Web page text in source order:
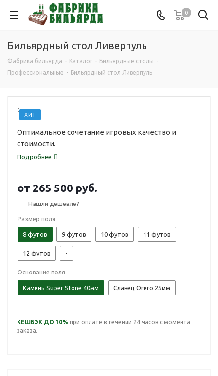
0
Бильярдный стол Ливерпуль
Фабрика бильярда - Каталог - Бильярдные столы -
Профессиональные - Бильярдный стол Ливерпуль
ХИТ
:
Оптимальное сочетание игровых качество и
стоимости.
Подробнее
от 265 500 руб.
Нашли дешевле?
Размер поля
8 футов 9 футов 10 футов 11 футов
12 футов -
Основание поля
Камень Super Stone 40мм Сланец Orero 25мм
КЕШБЭК ДО 10% при оплате в течении 24 часов с момента
заказа.